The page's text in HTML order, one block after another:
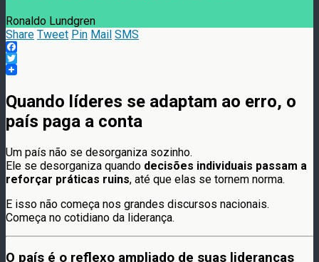
Ronaldo Lundgren
Share Tweet Pin Mail SMS
Facebook
Twitter
Quando líderes se adaptam ao erro, o
país paga a conta
Um país não se desorganiza sozinho.
Ele se desorganiza quando decisões individuais passam a
reforçar práticas ruins, até que elas se tornem norma.
E isso não começa nos grandes discursos nacionais.
Começa no cotidiano da liderança.
O país é o reflexo ampliado de suas lideranças